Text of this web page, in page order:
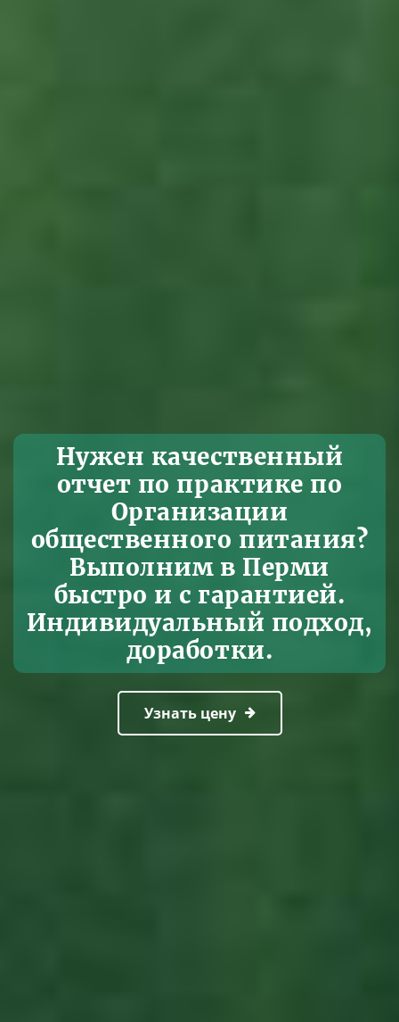
Нужен качественный
отчет по практике по
Организации
общественного питания?
Выполним в Перми
быстро и с гарантией.
Индивидуальный подход,
доработки.
Узнать цену